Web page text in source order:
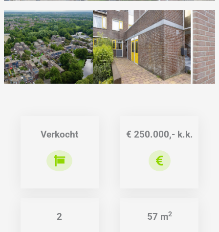
Verkocht € 250.000,- k.k.
2 57 m2